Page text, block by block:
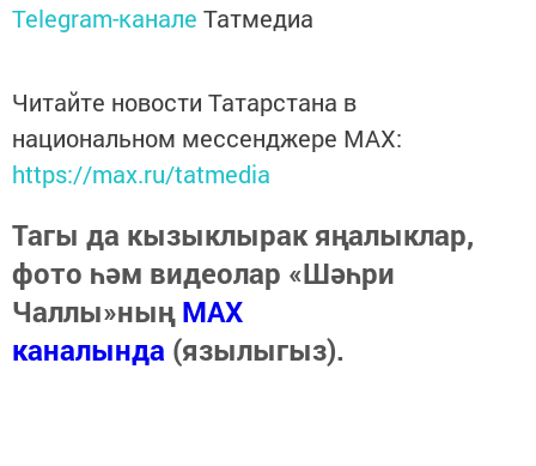
Telegram-канале Татмедиа
Читайте новости Татарстана в
национальном мессенджере MАХ:
https://max.ru/tatmedia
Тагы да кызыклырак яңалыклар,
фото һәм видеолар «Шәһри
Чаллы»ныңMAX
каналында (язылыгыз).